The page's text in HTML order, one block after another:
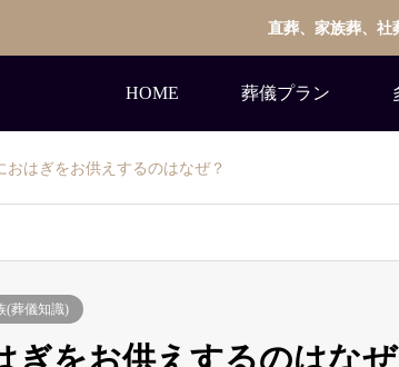
直葬、家族葬、社
HOME 葬儀プラン
おはぎをお供えするのはなぜ？
(葬儀知識)
ぎをお供えするのはなぜ